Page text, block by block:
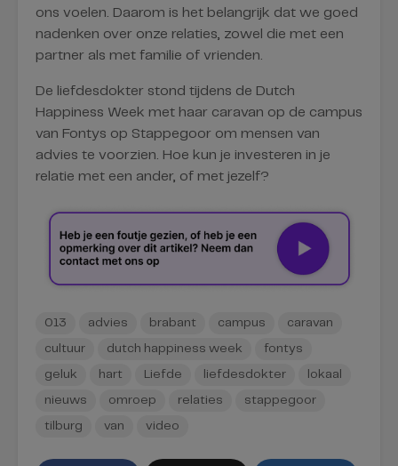
ons voelen. Daarom is het belangrijk dat we goed
nadenken over onze relaties, zowel die met een
partner als met familie of vrienden.
De liefdesdokter stond tijdens de Dutch
Happiness Week met haar caravan op de campus
van Fontys op Stappegoor om mensen van
advies te voorzien. Hoe kun je investeren in je
relatie met een ander, of met jezelf?
013 advies brabant campus caravan
cultuur dutch happiness week fontys
geluk hart Liefde liefdesdokter lokaal
nieuws omroep relaties stappegoor
tilburg van video